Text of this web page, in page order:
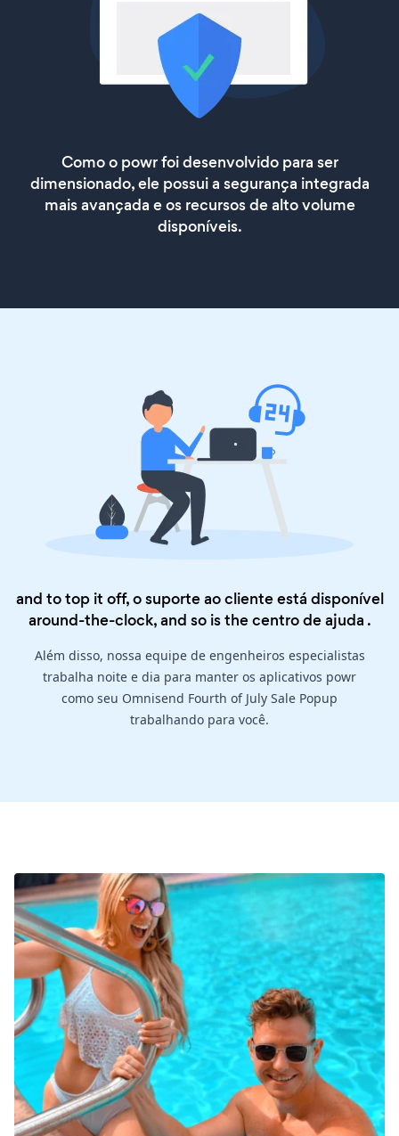
Como o powr foi desenvolvido para ser
dimensionado, ele possui a segurança integrada
mais avançada e os recursos de alto volume
disponíveis.
and to top it off, o suporte ao cliente está disponível
around-the-clock, and so is thecentro de ajuda .
Além disso, nossa equipe de engenheiros especialistas
trabalha noite e dia para manter os aplicativos powr
como seu Omnisend Fourth of July Sale Popup
trabalhando para você.